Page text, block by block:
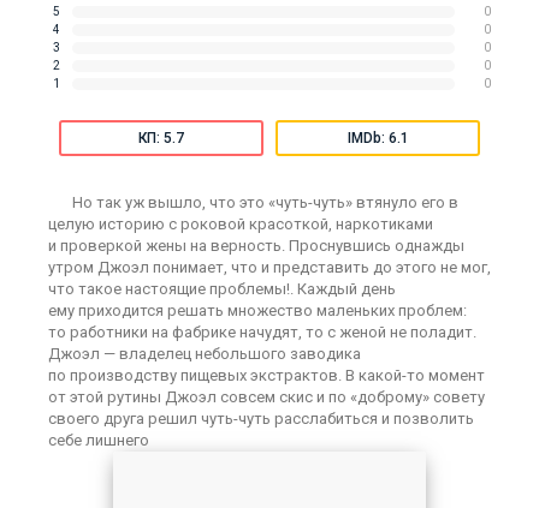
5
0
4
0
3
0
2
0
1
0
КП: 5.7 IMDb: 6.1
Но так уж вышло, что это «чуть-чуть» втянуло его в
целую историю с роковой красоткой, наркотиками
и проверкой жены на верность. Проснувшись однажды
утром Джоэл понимает, что и представить до этого не мог,
что такое настоящие проблемы!. Каждый день
ему приходится решать множество маленьких проблем:
то работники на фабрике начудят, то с женой не поладит.
Джоэл — владелец небольшого заводика
по производству пищевых экстрактов. В какой-то момент
от этой рутины Джоэл совсем скис и по «доброму» совету
своего друга решил чуть-чуть расслабиться и позволить
себе лишнего